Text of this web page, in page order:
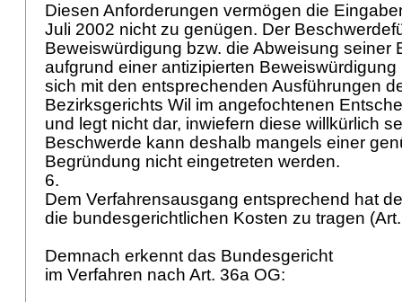
Diesen Anforderungen vermögen die
Juli 2002 nicht zu genügen. Der
Beweiswürdigung bzw. die Abweisung seiner
aufgrund einer antizipierten
sich mit den entsprechenden Ausführungen
Bezirksgerichts Wil im angefochtenen
und legt nicht dar, inwiefern diese willkürlich
Beschwerde kann deshalb mangels einer
Begründung nicht eingetreten werden.
6.
Dem Verfahrensausgang entsprechend hat
die bundesgerichtlichen Kosten zu tragen (
Demnach erkennt das Bundesgericht
im Verfahren nach Art. 36a OG: